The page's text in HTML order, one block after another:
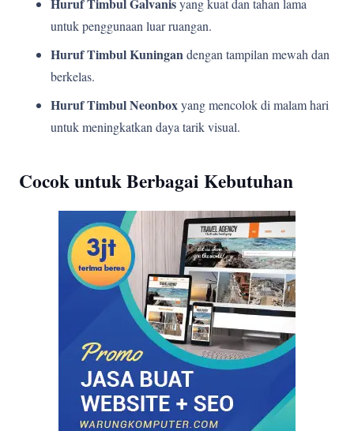
yang kuat dan tahan lama
untuk penggunaan luar ruangan.
Huruf Timbul Kuningandengan tampilan mewah dan
berkelas.
Huruf Timbul Neonboxyang mencolok di malam hari
untuk meningkatkan daya tarik visual.
Cocok untuk Berbagai Kebutuhan